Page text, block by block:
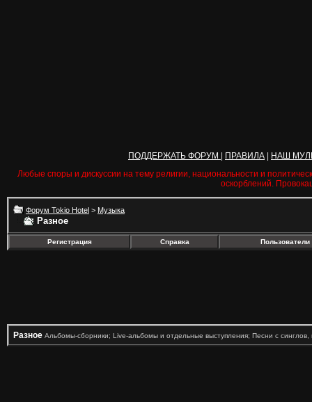
ПОДДЕРЖАТЬ ФОРУМ ПРАВИЛА
НАШ
Любые споры и дискуссии на тему религии, национальности и
оскорблений.
Форум Tokio Hotel > Музыка
Разное
Регистрация Справка Пользователи
Разное Альбомы-сборники; Live-альбомы и отдельные выступления; Песни с